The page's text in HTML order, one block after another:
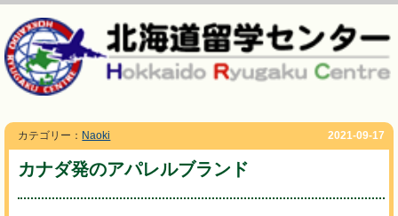
カテゴリー： Naoki 2021-09-17
カナダ発のアパレルブランド